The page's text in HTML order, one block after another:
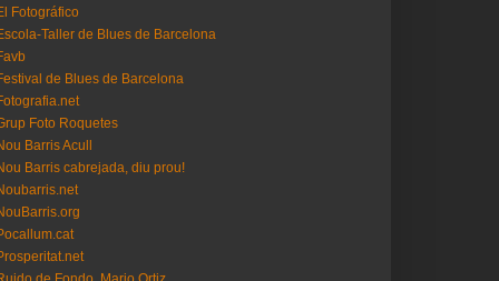
Fotográfico
Taller de Blues de Barcelona
de Blues de Barcelona
Foto Roquetes
Barris Acull
Barris cabrejada, diu prou!